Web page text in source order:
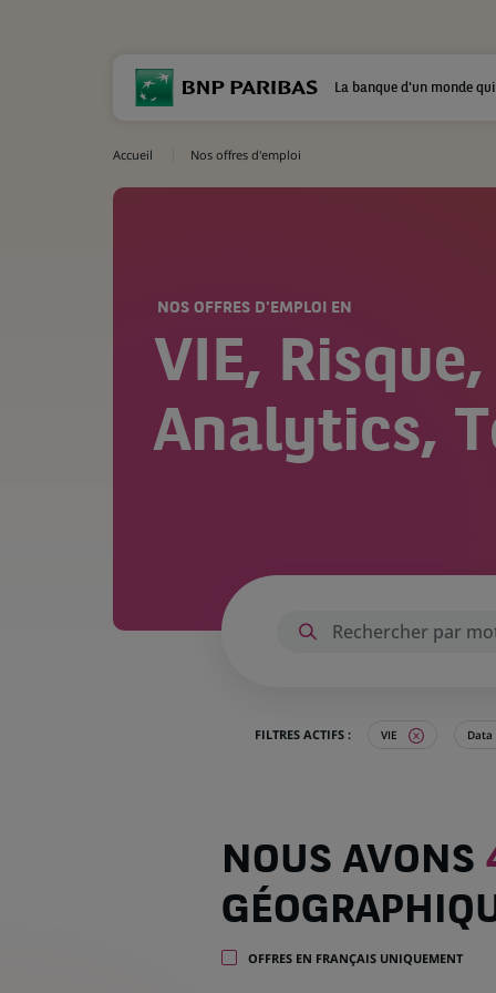
La banque d'un monde
Accueil Nos offres d'emploi
NOS OFFRES D'EMPLOI EN
VIE,
Analytics,
FILTRES ACTIFS : VIE
Nous
avons
offres
4
NOUS AVONS
OFFRES EN FRANÇAIS UNIQUEMENT